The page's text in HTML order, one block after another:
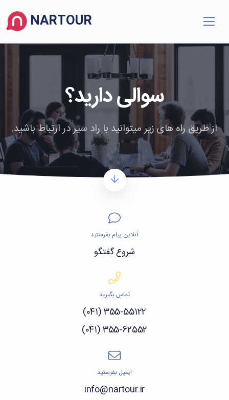
NARTOUR
سوالی دارید؟
از طریق راه های زیر میتوانید با راد سیر در ارتباط باشید.
آنلاین پیام بفرستید
شروع گفتگو
تماس بگیرید
(041) 355-55122
(041) 355-62552
ایمیل بفرستید
info@nartour.ir